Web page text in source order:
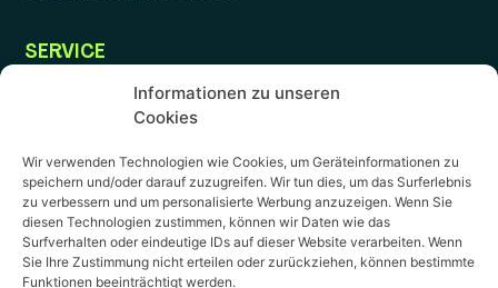
Informationen zu unseren
Cookies
Wir verwenden Technologien wie Cookies, um Geräteinformationen zu
speichern und/oder darauf zuzugreifen. Wir tun dies, um das Surferlebnis
zu verbessern und um personalisierte Werbung anzuzeigen. Wenn Sie
diesen Technologien zustimmen, können wir Daten wie das
Surfverhalten oder eindeutige IDs auf dieser Website verarbeiten. Wenn
Sie Ihre Zustimmung nicht erteilen oder zurückziehen, können bestimmte
Funktionen beeinträchtigt werden.
SERVICE
Servicecenter
Impressum
Datenschutz
AGB